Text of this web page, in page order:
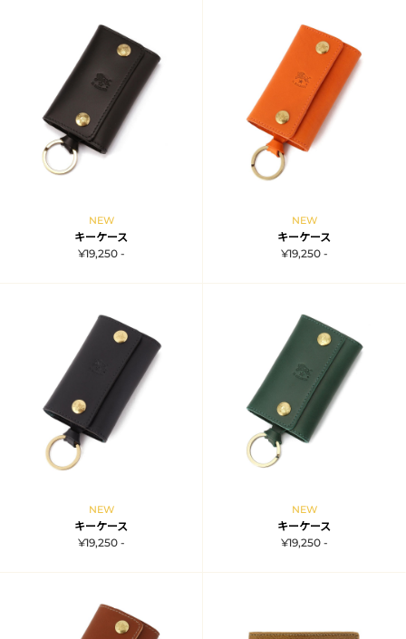
NEW
キーケース
¥19,250 -
NEW
キーケース
¥19,250 -
NEW
キーケース
¥19,250 -
NEW
キーケース
¥19,250 -